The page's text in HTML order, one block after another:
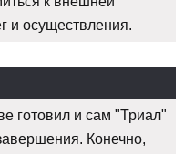
и осуществления.
готовил и сам "Триал"
Конечно,